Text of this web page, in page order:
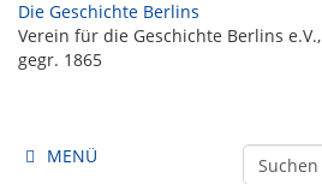
Die Geschichte Berlins
Verein für die Geschichte Berlins e.V.,
gegr. 1865
MENÜ